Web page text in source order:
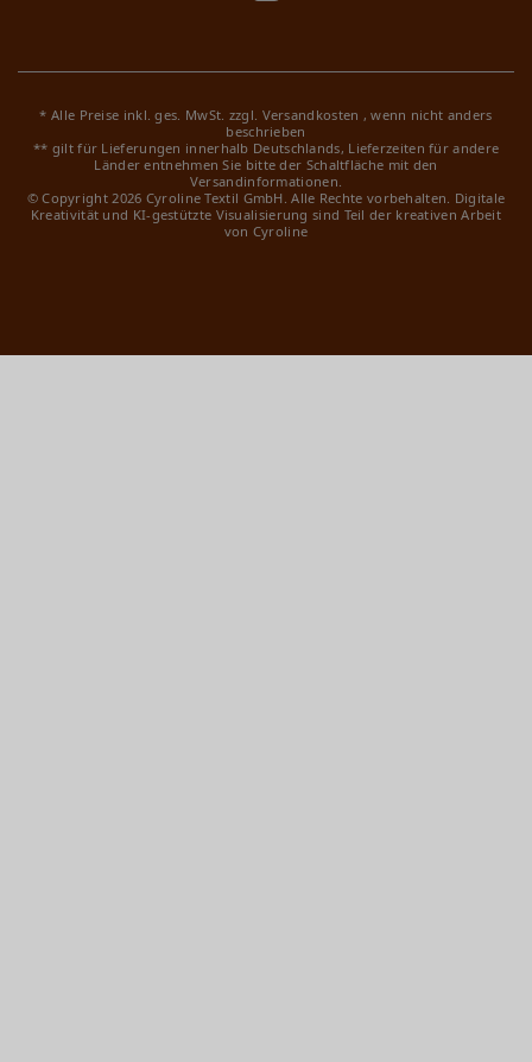
* Alle Preise inkl. ges. MwSt. zzgl. Versandkosten , wenn nicht anders
beschrieben
** gilt für Lieferungen innerhalb Deutschlands, Lieferzeiten für andere
Länder entnehmen Sie bitte der Schaltfläche mit den
Versandinformationen.
© Copyright 2026 Cyroline Textil GmbH. Alle Rechte vorbehalten. Digitale
Kreativität und KI-gestützte Visualisierung sind Teil der kreativen Arbeit
von Cyroline